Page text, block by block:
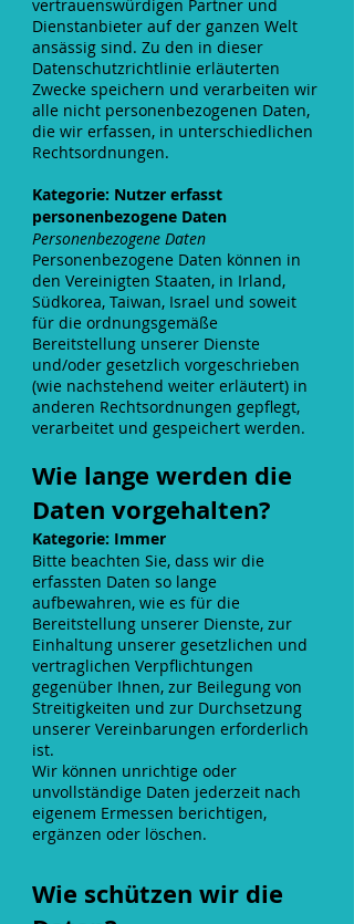
vertrauenswürdigen Partner und
Dienstanbieter auf der ganzen Welt
ansässig sind. Zu den in dieser
Datenschutzrichtlinie erläuterten
Zwecke speichern und verarbeiten wir
alle nicht personenbezogenen Daten,
die wir erfassen, in unterschiedlichen
Rechtsordnungen.
Kategorie: Nutzer erfasst
personenbezogene Daten
Personenbezogene Daten
Personenbezogene Daten können in
den Vereinigten Staaten, in Irland,
Südkorea, Taiwan, Israel und soweit
für die ordnungsgemäße
Bereitstellung unserer Dienste
und/oder gesetzlich vorgeschrieben
(wie nachstehend weiter erläutert) in
anderen Rechtsordnungen gepflegt,
verarbeitet und gespeichert werden.
Wie lange werden die
Daten vorgehalten?
Kategorie: Immer
Bitte beachten Sie, dass wir die
erfassten Daten so lange
aufbewahren, wie es für die
Bereitstellung unserer Dienste, zur
Einhaltung unserer gesetzlichen und
vertraglichen Verpflichtungen
gegenüber Ihnen, zur Beilegung von
Streitigkeiten und zur Durchsetzung
unserer Vereinbarungen erforderlich
ist.
Wir können unrichtige oder
unvollständige Daten jederzeit nach
eigenem Ermessen berichtigen,
ergänzen oder löschen.
Wie schützen wir die